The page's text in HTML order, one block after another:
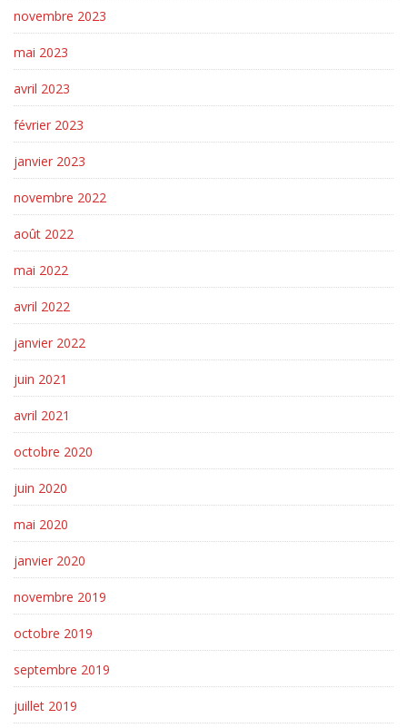
novembre 2023
mai 2023
avril 2023
février 2023
janvier 2023
novembre 2022
août 2022
mai 2022
avril 2022
janvier 2022
juin 2021
avril 2021
octobre 2020
juin 2020
mai 2020
janvier 2020
novembre 2019
octobre 2019
septembre 2019
juillet 2019